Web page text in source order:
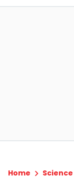
Home Science